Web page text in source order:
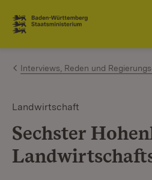
Zum Inhalt springen
Link zur Startseite
Interviews, Reden und
Landwirtschaft
Sechster